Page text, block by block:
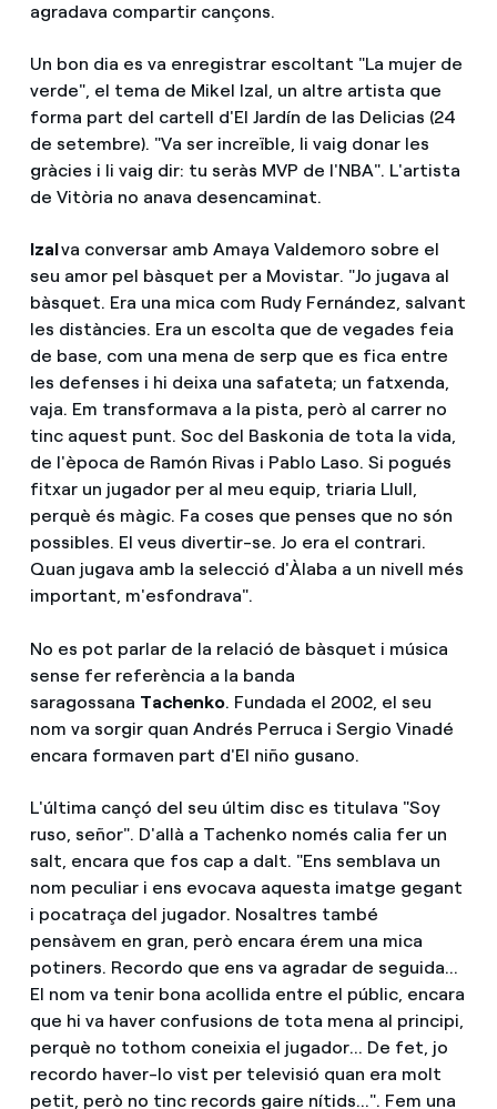
agradava compartir cançons.
Un bon dia es va enregistrar escoltant "La mujer de
verde", el tema de Mikel Izal, un altre artista que
forma part del cartell d'El Jardín de las Delicias (24
de setembre). "Va ser increïble, li vaig donar les
gràcies i li vaig dir: tu seràs MVP de l'NBA". L'artista
de Vitòria no anava desencaminat.
Izalva conversar amb Amaya Valdemoro sobre el
seu amor pel bàsquet per a Movistar. "Jo jugava al
bàsquet. Era una mica com Rudy Fernández, salvant
les distàncies. Era un escolta que de vegades feia
de base, com una mena de serp que es fica entre
les defenses i hi deixa una safateta; un fatxenda,
vaja. Em transformava a la pista, però al carrer no
tinc aquest punt. Soc del Baskonia de tota la vida,
de l'època de Ramón Rivas i Pablo Laso. Si pogués
fitxar un jugador per al meu equip, triaria Llull,
perquè és màgic. Fa coses que penses que no són
possibles. El veus divertir-se. Jo era el contrari.
Quan jugava amb la selecció d'Àlaba a un nivell més
important, m'esfondrava".
No es pot parlar de la relació de bàsquet i música
sense fer referència a la banda
saragossana Tachenko. Fundada el 2002, el seu
nom va sorgir quan Andrés Perruca i Sergio Vinadé
encara formaven part d'El niño gusano.
L'última cançó del seu últim disc es titulava "Soy
ruso, señor". D'allà a Tachenko només calia fer un
salt, encara que fos cap a dalt. "Ens semblava un
nom peculiar i ens evocava aquesta imatge gegant
i pocatraça del jugador. Nosaltres també
pensàvem en gran, però encara érem una mica
potiners. Recordo que ens va agradar de seguida...
El nom va tenir bona acollida entre el públic, encara
que hi va haver confusions de tota mena al principi,
perquè no tothom coneixia el jugador... De fet, jo
recordo haver-lo vist per televisió quan era molt
petit, però no tinc records gaire nítids...". Fem una